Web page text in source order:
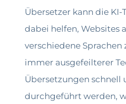
Übersetzer kann die
dabei helfen, Websites
verschiedene Sprachen
immer ausgefeilterer
Übersetzungen schnell
durchgeführt werden,